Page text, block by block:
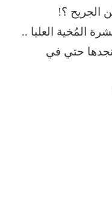
الجريح ؟!
المُخية العليا ..
نجدها حتي في